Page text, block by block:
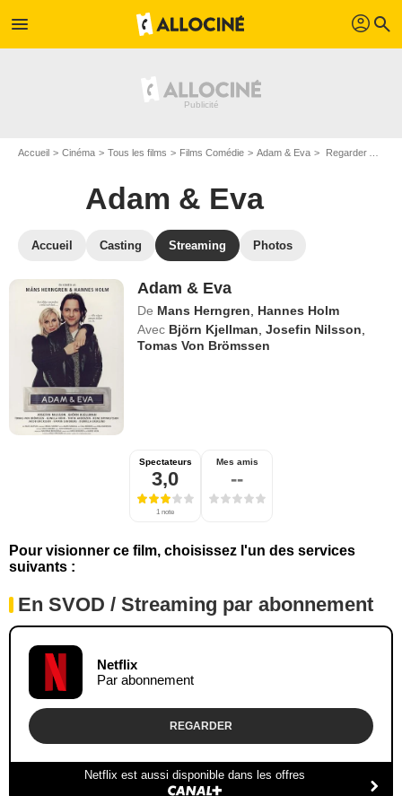
menu profil search
Accueil Cinéma Tous les films Films Comédie Adam & Eva Regarder Adam & Eva en SVOD
Adam & Eva
Accueil Casting Streaming Photos
Adam & Eva
De Mans Herngren
Hannes Holm
Avec Björn Kjellman ,Josefin Nilsson
Tomas Von Brömssen
Spectateurs
3,0
1 note
Mes amis
--
Pour visionner ce film, choisissez l'un des services
suivants :
En SVOD / Streaming par abonnement
Netflix
Par abonnement
REGARDER
Netflix est aussi disponible dans les offres